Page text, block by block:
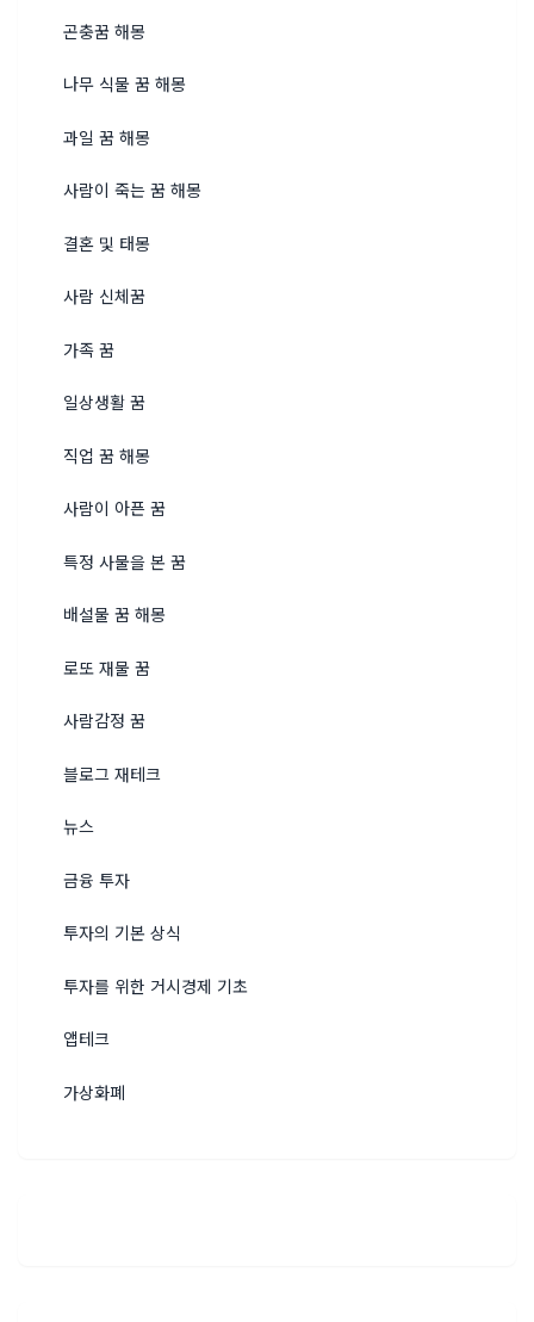
곤충꿈 해몽
나무 식물 꿈 해몽
과일 꿈 해몽
사람이 죽는 꿈 해몽
결혼 및 태몽
사람 신체꿈
가족 꿈
일상생활 꿈
직업 꿈 해몽
사람이 아픈 꿈
특정 사물을 본 꿈
배설물 꿈 해몽
로또 재물 꿈
사람감정 꿈
블로그 재테크
뉴스
금융 투자
투자의 기본 상식
투자를 위한 거시경제 기초
앱테크
가상화폐